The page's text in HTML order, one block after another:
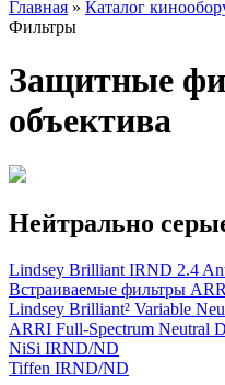
Главная » Каталог
Фильтры
Защитные
объектива
Нейтрально
Lindsey Brilliant IRND 2.4
Встраиваемые фильтры
Lindsey Brilliant² Variable
ARRI Full-Spectrum Neutral
NiSi IRND/ND
Tiffen IRND/ND